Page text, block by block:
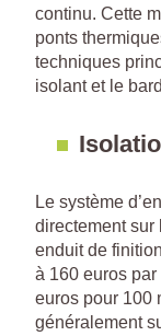
continu. Cette
ponts
techniques
isolant et le
Le système
directement sur
enduit de
à 160 euros
euros pour 100
généralement